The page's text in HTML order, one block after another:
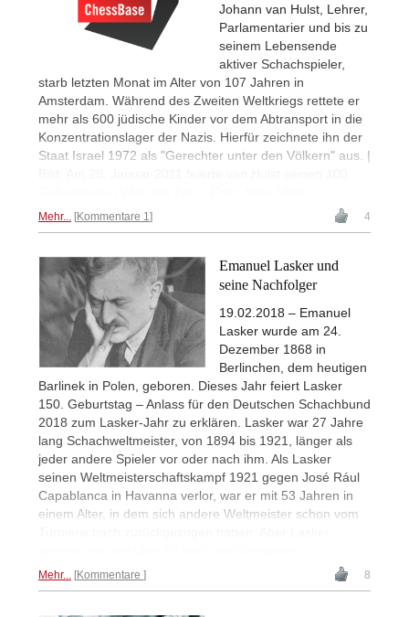
Johann van Hulst, Lehrer,
Parlamentarier und bis zu
seinem Lebensende
aktiver Schachspieler,
starb letzten Monat im Alter von 107 Jahren in
Amsterdam. Während des Zweiten Weltkriegs rettete er
mehr als 600 jüdische Kinder vor dem Abtransport in die
Konzentrationslager der Nazis. Hierfür zeichnete ihn der
Staat Israel 1972 als "Gerechter unter den Völkern" aus. |
Mehr... Kommentare 1 4
Emanuel Lasker und
seine Nachfolger
19.02.2018 – Emanuel
Lasker wurde am 24.
Dezember 1868 in
Berlinchen, dem heutigen
Barlinek in Polen, geboren. Dieses Jahr feiert Lasker
150. Geburtstag – Anlass für den Deutschen Schachbund
2018 zum Lasker-Jahr zu erklären. Lasker war 27 Jahre
lang Schachweltmeister, von 1894 bis 1921, länger als
jeder andere Spieler vor oder nach ihm. Als Lasker
seinen Weltmeisterschaftskampf 1921 gegen José Rául
Capablanca in Havanna verlor, war er mit 53 Jahren in
einem Alter, in dem sich andere Weltmeister schon vom
Mehr... Kommentare 8